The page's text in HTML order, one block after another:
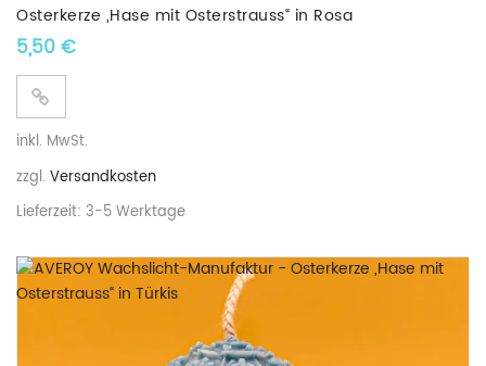
Osterkerze „Hase mit Osterstrauss“ in Rosa
5,50€
inkl. MwSt.
zzgl. Versandkosten
Lieferzeit: 3-5 Werktage